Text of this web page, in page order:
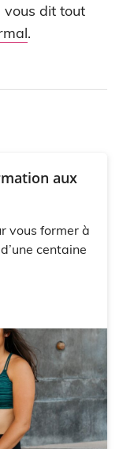
vous dit tout
.
aux
vous former à
centaine